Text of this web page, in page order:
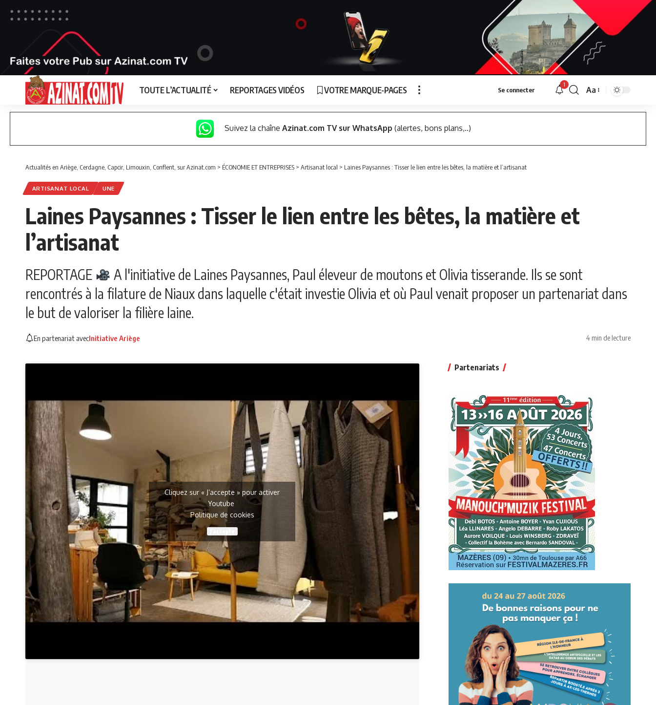
TOUTE L’ACTUALITÉ REPORTAGES VIDÉOS VOTRE MARQUE-PAGES Se connecter
1
Font
Aa
Suivez la chaîne Azinat.com TV sur WhatsApp (alertes, bons plans,..)
Actualités en Ariège, Cerdagne, Capcir, Limouxin, Conflent, sur Azinat.com > ÉCONOMIE ET ENTREPRISES > Artisanat local > Laines Paysannes : Tisser le lien entre les bêtes, la matière et l’artisanat
ARTISANAT LOCAL UNE
Laines Paysannes : Tisser le lien entre les bêtes, la matière et
l’artisanat
REPORTAGE
A l'initiative de Laines Paysannes, Paul éleveur de moutons et Olivia tisserande. Ils se sont
rencontrés à la filature de Niaux dans laquelle c'était investie Olivia et où Paul venait proposer un partenariat dans
le but de valoriser la filière laine.
En partenariat avecInitiative Ariège 4 min de lecture
Cliquez sur « J’accepte » pour activer
Youtube
Politique de cookies
Partenariats